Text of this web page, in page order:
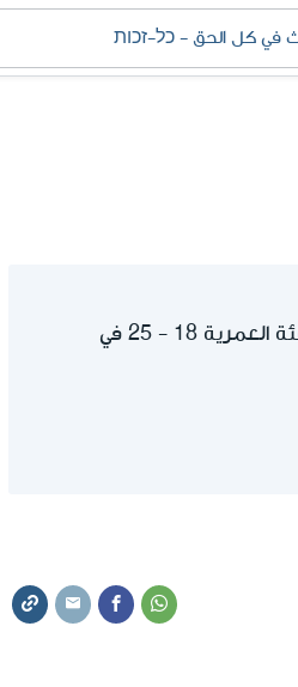
برنامج "يتيد-יתד" – الخطة الوطنية للشباب والشابات في حالات خطر، يساعد أبناء الفئة العمرية 18 - 25 في